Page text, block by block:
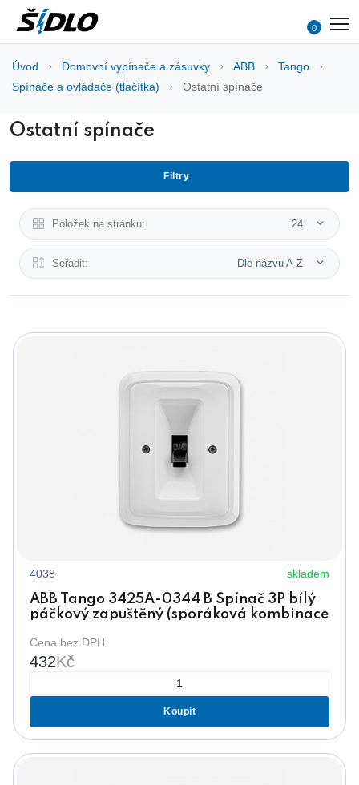
0
Úvod Domovní vypínače a zásuvky ABB
Tango
Spínače a ovládače (tlačítka)
Ostatní spínače
Ostatní spínače
Filtry
Položek na stránku: 24
Seřadit: Dle názvu A-Z
4038 skladem
ABB Tango 3425A-0344 B Spínač 3P bílý
páčkový zapuštěný (sporáková kombinace
Cena bez DPH
432Kč
Koupit